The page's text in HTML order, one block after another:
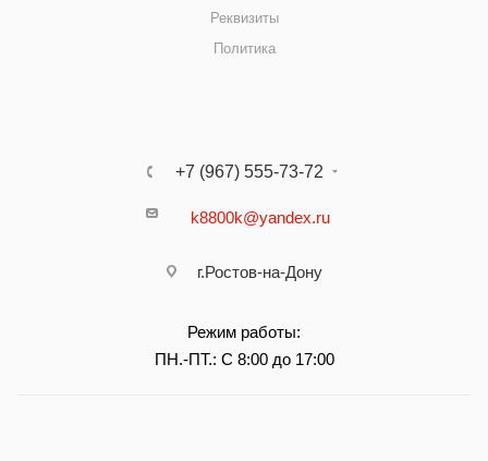
Реквизиты
Политика
+7 (967) 555-73-72
k8800k@yandex.ru
г.Ростов-на-Дону
Режим работы:
ПН.-ПТ.: С 8:00 до 17:00